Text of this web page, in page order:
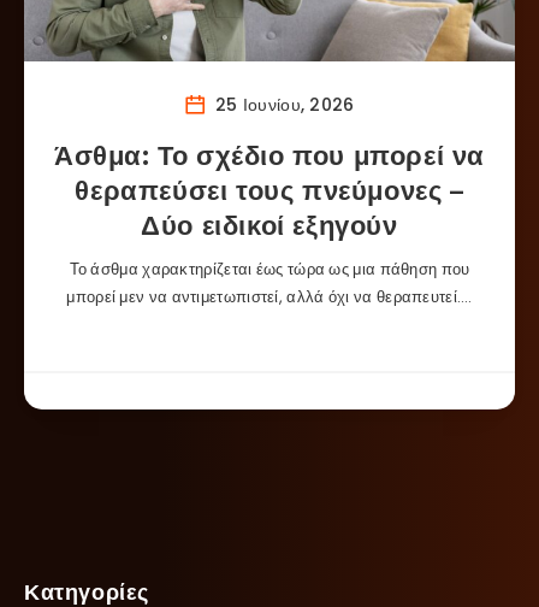
25 Ιουνίου, 2026
Άσθμα: Το σχέδιο που μπορεί να
θεραπεύσει τους πνεύμονες –
Δύο ειδικοί εξηγούν
Το άσθμα χαρακτηρίζεται έως τώρα ως μια πάθηση που
μπορεί μεν να αντιμετωπιστεί, αλλά όχι να θεραπευτεί….
Κατηγορίες